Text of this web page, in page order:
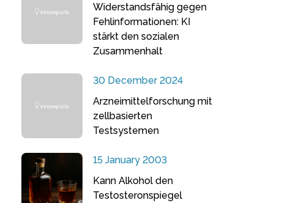
Widerstandsfähig gegen
Fehlinformationen: KI
stärkt den sozialen
Zusammenhalt
30 December 2024
Arzneimittelforschung mit
zellbasierten
Testsystemen
15 January 2003
Kann Alkohol den
Testosteronspiegel